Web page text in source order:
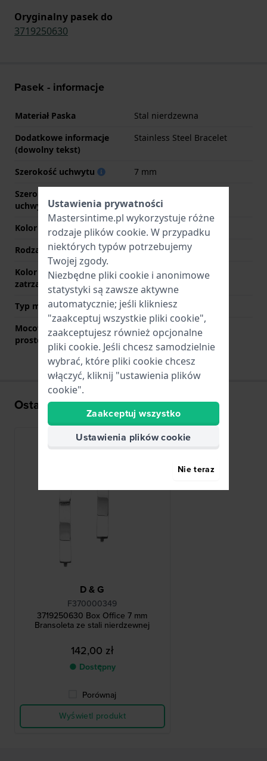
Oryginalny pasek do
3719250630
Pasek - informacje
Materiał Paska
Stal nierdzewna
Dodatkowe informacje
(dowolny tekst)
Stainless Steel Bracelet
Szerokość uchwytu
7 mm
Szerokość między
uchwytami
Kolor paska
Srebrny
Rodzaj zapięcia
Zapięcie biżuteryjne
Kolor zapięcia
zatrzaskowego
Srebrny
Typ mocowania
Stalowe sworznie
Mocowanie za pomocą
prostego bolca
Nie
Ostatnio oglądane
D & G
F370000349
3719250630 Box Office 7 mm
Bransoleta ze stali nierdzewnej
142,00 zł
● Dostępny
Porównaj
Wyświetl produkt
Ustawienia prywatności
Mastersintime.pl wykorzystuje różne
rodzaje plików cookie. W przypadku
niektórych typów potrzebujemy
Twojej zgody.
Niezbędne pliki cookie i anonimowe
statystyki są zawsze aktywne
automatycznie; jeśli klikniesz
"zaakceptuj wszystkie pliki cookie",
zaakceptujesz również opcjonalne
pliki cookie. Jeśli chcesz samodzielnie
wybrać, które pliki cookie chcesz
włączyć, kliknij "ustawienia plików
cookie".
Zaakceptuj wszystko
Ustawienia plików cookie
Nie teraz